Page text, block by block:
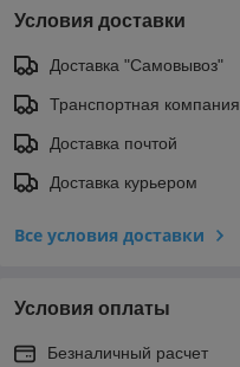
Условия доставки
Доставка "Самовывоз"
Транспортная компания
Доставка почтой
Доставка курьером
Все условия доставки
Условия оплаты
Безналичный расчет